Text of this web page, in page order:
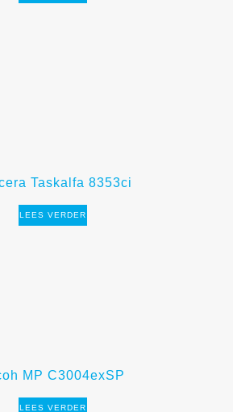
Taskalfa 8353ci
LEES VERDER
MP C3004exSP
LEES VERDER